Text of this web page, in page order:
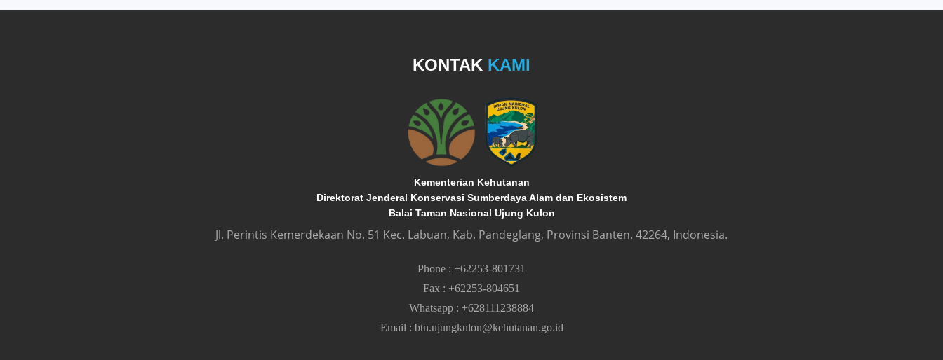
KONTAK KAMI
Kementerian Kehutanan
Direktorat Jenderal Konservasi Sumberdaya Alam dan Ekosistem
Balai Taman Nasional Ujung Kulon
Jl. Perintis Kemerdekaan No. 51 Kec. Labuan, Kab. Pandeglang, Provinsi Banten. 42264, Indonesia.
Phone : +62253-801731
Fax : +62253-804651
Whatsapp : +628111238884
Email : btn.ujungkulon@kehutanan.go.id